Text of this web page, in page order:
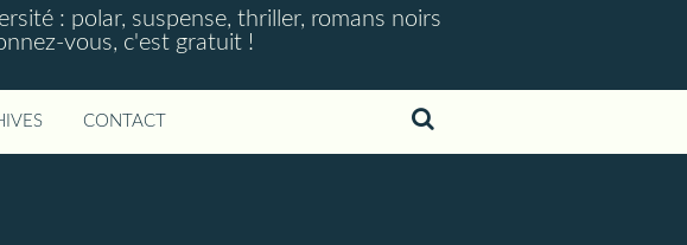
: polar, suspense, thriller, romans noirs
vous, c'est gratuit !
CONTACT